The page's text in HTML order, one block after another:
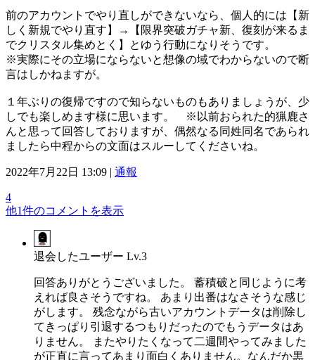
前のアカウントでやり直しができないなら、個人的には【新
しく新規でやり直す】→【限界突破ガチャ新、復刻が来るま
でクリスタル集めとく】とゆう行動になりそうです。
※実際にその立場にならないと想像の域でわからないので断
言はしかねますが。
１年ぶりの復帰ですので知らないものもありましょうが、少
しでも楽しめます様に思います。 ※以前おられた的猟鹿さ
んと思って回答しておりますが、偶然なる同姓同名であられ
ましたら中程からの文面はスルーしてくださいね。
2022年7月22日 13:09 | 通報
4
他1件のコメントを表示
退会したユーザー Lv.3
回答ありがとうございました。 蓄積破と同じように考
えれば良さそうですね。 あまり出番はなさそうな感じ
がします。 残念ながら古いアカウントデータは削除し
てきっぱり引退するつもりだったのでもうデータはあ
りません。 またやりたくなって二週間やってみました
が正直に言ってあまり面白くありません。なんだか黒